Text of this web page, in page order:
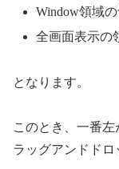
Window領域
全画面表示の
となります。
このとき、一番
ラッグアンドドロ